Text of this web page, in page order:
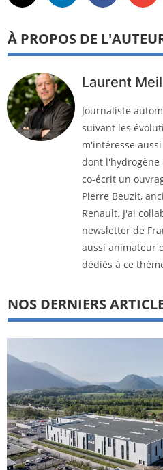
À PROPOS DE
Laurent
Journaliste
suivant les
m'intéresse
dont l'hydrogène
co-écrit un
Pierre Beuzit,
Renault. J'ai
newsletter de
aussi animateur
dédiés à ce
NOS DERNIERS